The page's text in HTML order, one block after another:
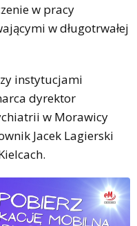
w pracy
w długotrwałej
instytucjami
dyrektor
w Morawicy
Jacek Lagierski